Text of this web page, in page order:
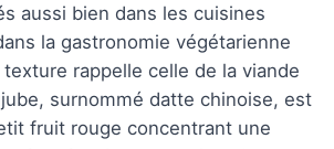
aussi bien dans les cuisines
la gastronomie végétarienne
rappelle celle de la viande
surnommé datte chinoise, est
fruit rouge concentrant une